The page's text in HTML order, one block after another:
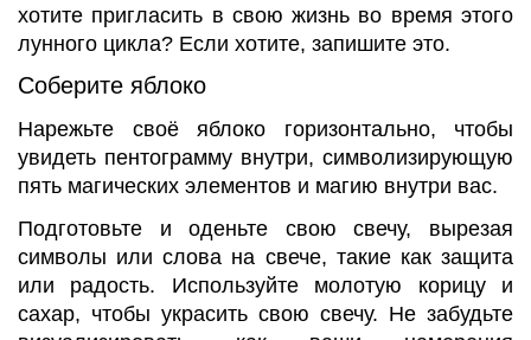
хотите пригласить в свою жизнь во время этого
лунного цикла? Если хотите, запишите это.
Соберите яблоко
Нарежьте своё яблоко горизонтально, чтобы
увидеть пентограмму внутри, символизирующую
пять магических элементов и магию внутри вас.
Подготовьте и оденьте свою свечу, вырезая
символы или слова на свече, такие как защита
или радость. Используйте молотую корицу и
сахар, чтобы украсить свою свечу. Не забудьте